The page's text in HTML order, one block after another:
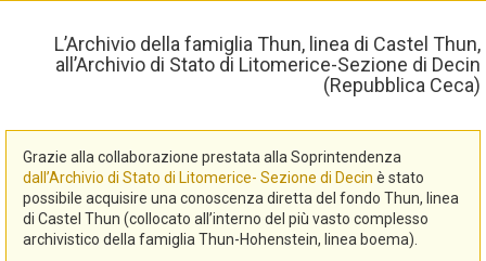
L’Archivio della famiglia Thun, linea di Castel Thun,
all’Archivio di Stato di Litomerice-Sezione di Decin
(Repubblica Ceca)
Grazie alla collaborazione prestata alla Soprintendenza
dall’Archivio di Stato di Litomerice- Sezione di Decin è stato
possibile acquisire una conoscenza diretta del fondo Thun, linea
di Castel Thun (collocato all’interno del più vasto complesso
archivistico della famiglia Thun-Hohenstein, linea boema).